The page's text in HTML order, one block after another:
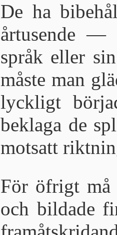
De ha
årtusende —
språk eller
måste man
lyckligt
beklaga de
motsatt
För öfrigt må
och bildade